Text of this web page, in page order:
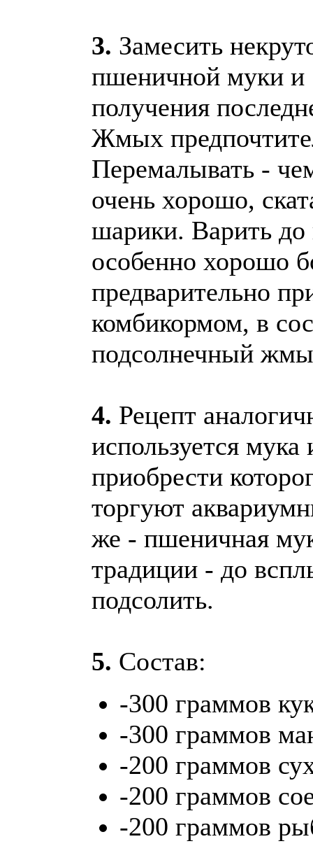
3. Замесить
пшеничной муки
получения
Жмых
Перемалывать -
очень хорошо,
шарики. Варить до
особенно хорошо
предварительно
комбикормом, в
подсолнечный
4. Рецепт
используется
приобрести
торгуют
же - пшеничная
традиции - до
подсолить.
5. Состав:
-300 граммов
-300 граммов
-200 граммов
-200 граммов
-200 граммов